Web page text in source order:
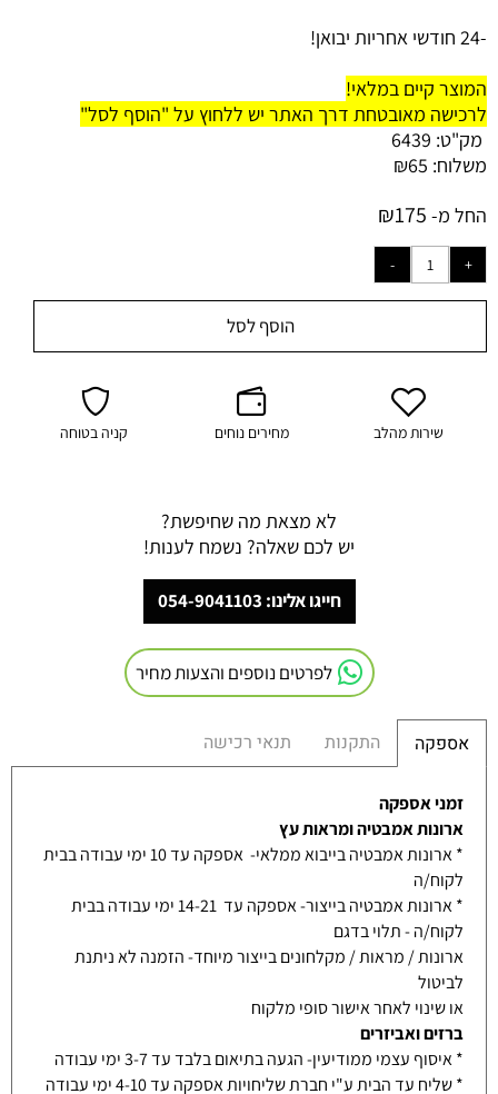
-24 חודשי אחריות יבואן!
המוצר קיים במלאי!
לרכישה מאובטחת דרך האתר יש ללחוץ על "הוסף לסל"
מק"ט: 6439
משלוח:
₪65
החל מ-
₪175
הוסף לסל
שירות מהלב מחירים נוחים קניה בטוחה
לא מצאת מה שחיפשת?
יש לכם שאלה? נשמח לענות!
חייגו אלינו: 054-9041103
לפרטים נוספים והצעות מחיר
אספקה התקנות תנאי רכישה
זמני אספקה
ארונות אמבטיה ומראות עץ
* ארונות אמבטיה בייבוא ממלאי- אספקה עד 10 ימי עבודה בבית
לקוח/ה
* ארונות אמבטיה בייצור- אספקה עד 14-21 ימי עבודה בבית
לקוח/ה - תלוי בדגם
ארונות / מראות / מקלחונים בייצור מיוחד- הזמנה לא ניתנת
לביטול
או שינוי לאחר אישור סופי מלקוח
ברזים ואביזרים
* איסוף עצמי ממודיעין- הגעה בתיאום בלבד עד 3-7 ימי עבודה
* שליח עד הבית ע"י חברת שליחויות אספקה עד 4-10 ימי עבודה